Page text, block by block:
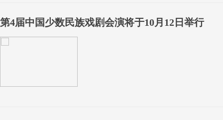
第4届中国少数民族戏剧会演将于10月12日举行